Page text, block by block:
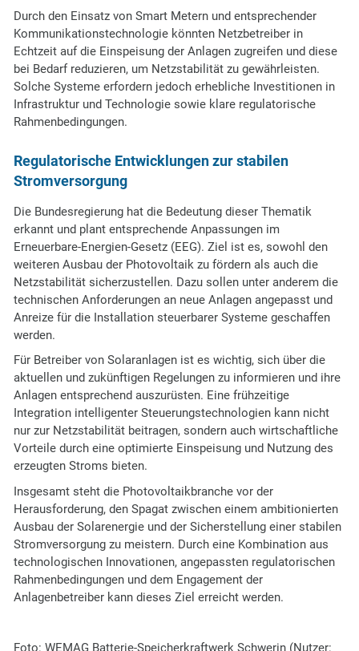
Durch den Einsatz von Smart Metern und entsprechender
Kommunikationstechnologie könnten Netzbetreiber in
Echtzeit auf die Einspeisung der Anlagen zugreifen und diese
bei Bedarf reduzieren, um Netzstabilität zu gewährleisten.
Solche Systeme erfordern jedoch erhebliche Investitionen in
Infrastruktur und Technologie sowie klare regulatorische
Rahmenbedingungen.
Regulatorische Entwicklungen zur stabilen
Stromversorgung
Die Bundesregierung hat die Bedeutung dieser Thematik
erkannt und plant entsprechende Anpassungen im
Erneuerbare-Energien-Gesetz (EEG). Ziel ist es, sowohl den
weiteren Ausbau der Photovoltaik zu fördern als auch die
Netzstabilität sicherzustellen. Dazu sollen unter anderem die
technischen Anforderungen an neue Anlagen angepasst und
Anreize für die Installation steuerbarer Systeme geschaffen
werden.
Für Betreiber von Solaranlagen ist es wichtig, sich über die
aktuellen und zukünftigen Regelungen zu informieren und ihre
Anlagen entsprechend auszurüsten. Eine frühzeitige
Integration intelligenter Steuerungstechnologien kann nicht
nur zur Netzstabilität beitragen, sondern auch wirtschaftliche
Vorteile durch eine optimierte Einspeisung und Nutzung des
erzeugten Stroms bieten.
Insgesamt steht die Photovoltaikbranche vor der
Herausforderung, den Spagat zwischen einem ambitionierten
Ausbau der Solarenergie und der Sicherstellung einer stabilen
Stromversorgung zu meistern. Durch eine Kombination aus
technologischen Innovationen, angepassten regulatorischen
Rahmenbedingungen und dem Engagement der
Anlagenbetreiber kann dieses Ziel erreicht werden.
Foto: WEMAG Batterie-Speicherkraftwerk Schwerin (Nutzer: